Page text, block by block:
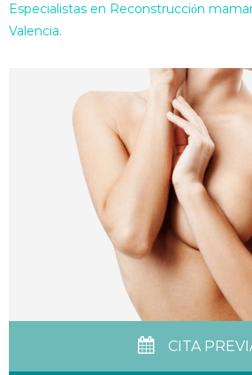
Especialistas en Reconstrucción
Valencia.
CITA